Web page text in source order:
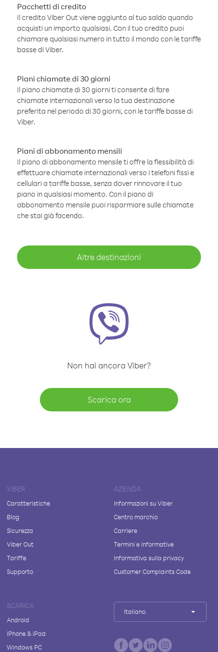
Pacchetti di credito
Il credito Viber Out viene aggiunto al tuo saldo quando
acquisti un importo qualsiasi. Con il tuo credito puoi
chiamare qualsiasi numero in tutto il mondo con le tariffe
basse di Viber.
Piani chiamate di 30 giorni
Il piano chiamate di 30 giorni ti consente di fare
chiamate internazionali verso la tua destinazione
preferita nel periodo di 30 giorni, con le tariffe basse di
Viber.
Piani di abbonamento mensili
Il piano di abbonamento mensile ti offre la flessibilità di
effettuare chiamate internazionali verso i telefoni fissi e
cellulari a tariffe basse, senza dover rinnovare il tuo
piano in qualsiasi momento. Con il piano di
abbonamento mensile puoi risparmiare sulle chiamate
che stai già facendo.
Altre destinazioni
Non hai ancora Viber?
Scarica ora
VIBER
Caratteristiche
Blog
Sicurezza
Viber Out
Tariffe
Supporto
AZIENDA
Informazioni su Viber
Centro marchio
Carriere
Termini e informative
Informativa sulla privacy
Customer Complaints Code
SCARICA
Android
iPhone & iPad
Windows PC
Italiano